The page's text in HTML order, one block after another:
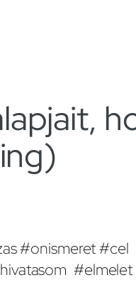
#onismeret #cel